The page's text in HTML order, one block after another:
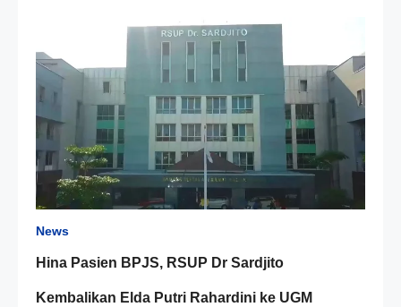
News
Hina Pasien BPJS, RSUP Dr Sardjito
Kembalikan Elda Putri Rahardini ke UGM